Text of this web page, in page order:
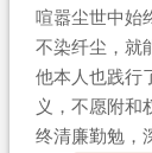
喧嚣尘世中始
不染纤尘，就
他本人也践行
义，不愿附和
终清廉勤勉，